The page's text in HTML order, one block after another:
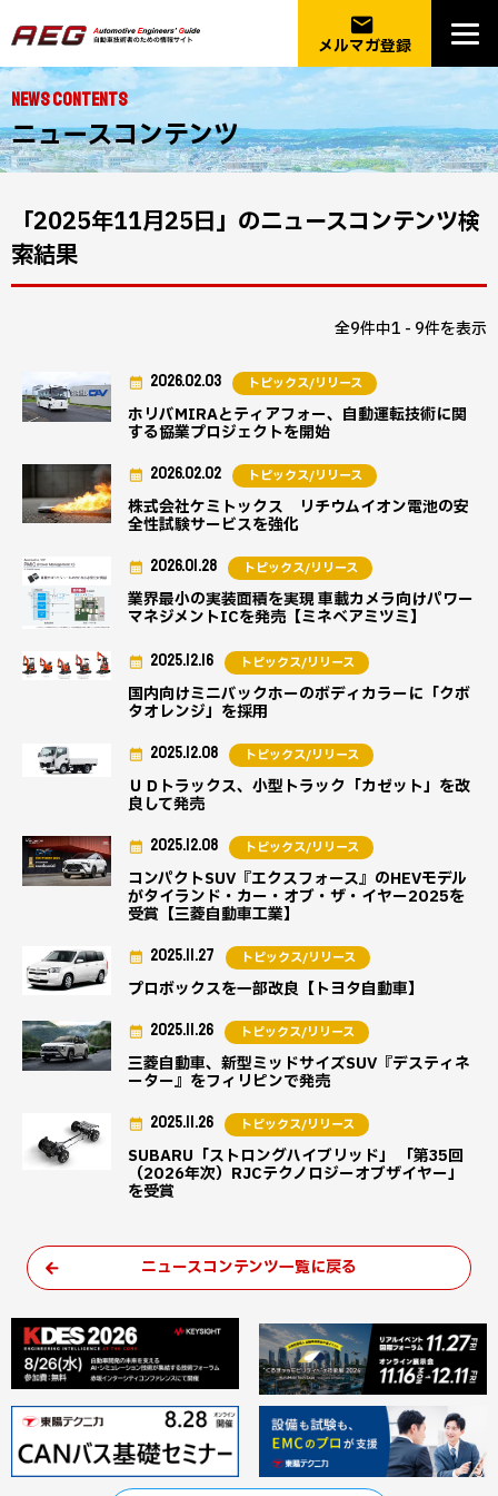
email
メルマガ登録
NEWS CONTENTS
ニュースコンテンツ
「2025年11月25日」のニュースコンテンツ検
索結果
全9件中1 - 9件を表示
ホリバMIRAとティアフォー、自動運転技術に関
する協業プロジェクトを開始
2026.02.03 トピックス/リリース
株式会社ケミトックス リチウムイオン電池の安
全性試験サービスを強化
2026.02.02 トピックス/リリース
業界最小の実装面積を実現 車載カメラ向けパワー
マネジメントICを発売【ミネベアミツミ】
2026.01.28 トピックス/リリース
国内向けミニバックホーのボディカラーに「クボ
タオレンジ」を採用
2025.12.16 トピックス/リリース
ＵＤトラックス、小型トラック「カゼット」を改
良して発売
2025.12.08 トピックス/リリース
コンパクトSUV『エクスフォース』のHEVモデル
がタイランド・カー・オブ・ザ・イヤー2025を
受賞【三菱自動車工業】
2025.12.08 トピックス/リリース
プロボックスを一部改良【トヨタ自動車】
2025.11.27 トピックス/リリース
三菱自動車、新型ミッドサイズSUV『デスティネ
ーター』をフィリピンで発売
2025.11.26 トピックス/リリース
SUBARU「ストロングハイブリッド」 「第35回
（2026年次）RJCテクノロジーオブザイヤー」
を受賞
2025.11.26 トピックス/リリース
ニュースコンテンツ一覧に戻る